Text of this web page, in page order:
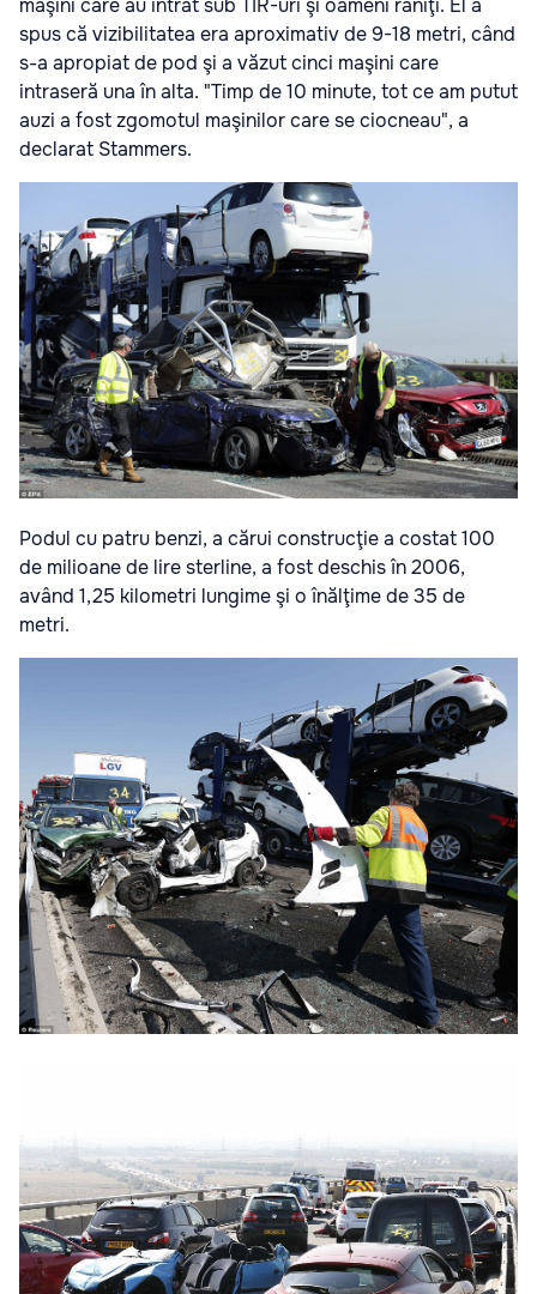
maşini care au intrat sub TIR-uri şi oameni răniţi. El a
spus că vizibilitatea era aproximativ de 9-18 metri, când
s-a apropiat de pod şi a văzut cinci maşini care
intraseră una în alta. "Timp de 10 minute, tot ce am putut
auzi a fost zgomotul maşinilor care se ciocneau", a
declarat Stammers.
Podul cu patru benzi, a cărui construcţie a costat 100
de milioane de lire sterline, a fost deschis în 2006,
având 1,25 kilometri lungime şi o înălţime de 35 de
metri.